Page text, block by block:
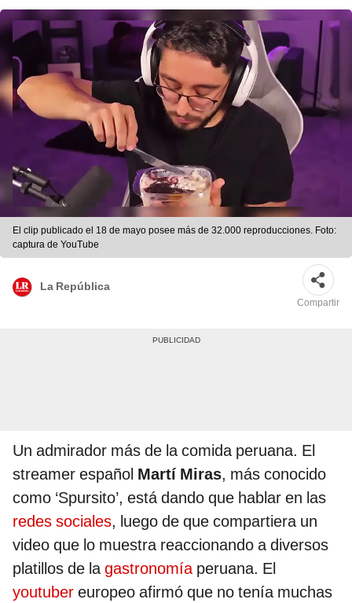
El clip publicado el 18 de mayo posee más de 32.000 reproducciones. Foto:
captura de YouTube
La República
Compartir
Un admirador más de la comida peruana. El
streamer español Martí Miras, más conocido
como ‘Spursito’, está dando que hablar en las
redes sociales, luego de que compartiera un
video que lo muestra reaccionando a diversos
platillos de lagastronomíaperuana. El
youtuber europeo afirmó que no tenía muchas